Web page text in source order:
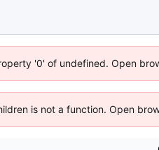
'0' of undefined. Open
is not a function. Open